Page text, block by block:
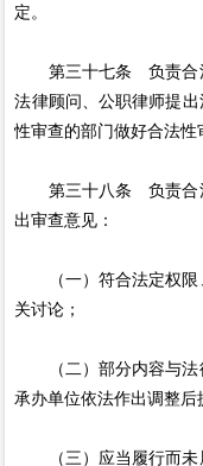
定。
第三十七条 负责合法
法律顾问、公职律师提
性审查的部门做好合法性
第三十八条 负责合法
出审查意见：
（一）符合法定权限
关讨论；
（二）部分内容与法
承办单位依法作出调整后
（三）应当履行而未